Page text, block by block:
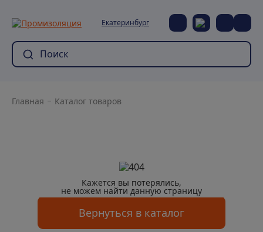
Екатеринбург
Главная Каталог товаров
Кажется вы потерялись,
не можем найти данную страницу
Вернуться в каталог